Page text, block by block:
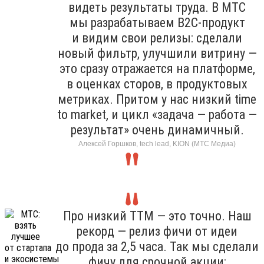
видеть результаты труда. В МТС
мы разрабатываем B2C-продукт
и видим свои релизы: сделали
новый фильтр, улучшили витрину —
это сразу отражается на платформе,
в оценках сторов, в продуктовых
метриках. Притом у нас низкий time
to market, и цикл «задача — работа —
результат» очень динамичный.
Алексей Горшков, tech lead, KION (МТС Медиа)
Про низкий TTM — это точно. Наш
рекорд — релиз фичи от идеи
до прода за 2,5 часа. Так мы сделали